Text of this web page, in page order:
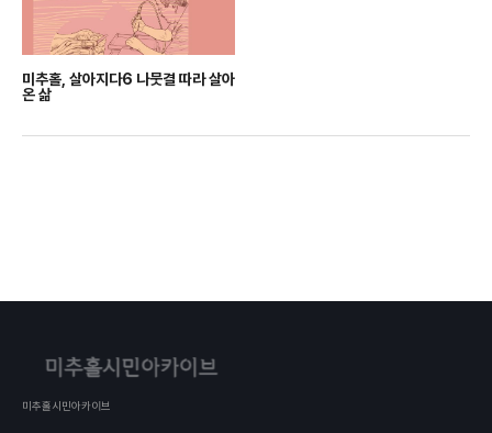
미추홀, 살아지다6 나뭇결 따라 살아
온 삶
미추홀시민아카이브